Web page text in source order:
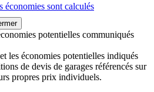
sont calculés
potentielles communiqués
les économies potentielles indiqués
de devis de garages référencés sur
propres prix individuels.